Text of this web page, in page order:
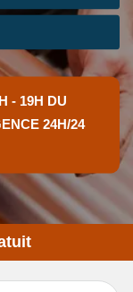
- 19H DU
24H/24